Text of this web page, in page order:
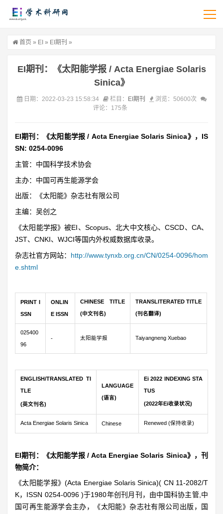
首页 » EI » EI期刊 »
EI期刊：《太阳能学报 / Acta Energiae Solaris
Sinica》
日期：2022-03-23 15:58:34 栏目： EI期刊
浏览：50600次
评论：175条
EI期刊：《太阳能学报 / Acta Energiae Solaris Sinica》，IS
SN: 0254-0096
主管：中国科学技术协会
主办：中国可再生能源学会
出版：《太阳能》杂志社有限公司
主编：吴创之
《太阳能学报》被EI、Scopus、北大中文核心、CSCD、CA、
JST、CNKI、WJCI等国内外权威数据库收录。
杂志社官方网站： http://www.tynxb.org.cn/CN/0254-0096/hom
e.shtml
PRINT I
SSN
ONLIN
E ISSN
CHINESE TITLE
(中文刊名)
TRANSLITERATED TITLE
(刊名翻译)
025400
96
- 太阳能学报 Taiyangneng Xuebao
ENGLISH/TRANSLATED TI
TLE
(英文刊名)
LANGUAGE
(语言)
Ei 2022 INDEXING STA
TUS
(2022年Ei收录状况)
Acta Energiae Solaris Sinica Chinese Renewed (保持收录)
EI期刊：《太阳能学报 / Acta Energiae Solaris Sinica》，刊
物简介：
《太阳能学报》(Acta Energiae Solaris Sinica)( CN 11-2082/T
K，ISSN 0254-0096 )于1980年创刊月刊，由中国科协主管,中
国可再生能源学会主办，《太阳能》杂志社有限公司出版，国